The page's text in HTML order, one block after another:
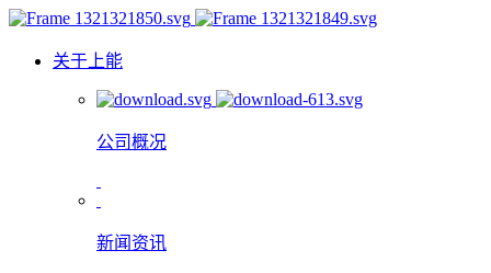
关于上能
公司概况
新闻资讯